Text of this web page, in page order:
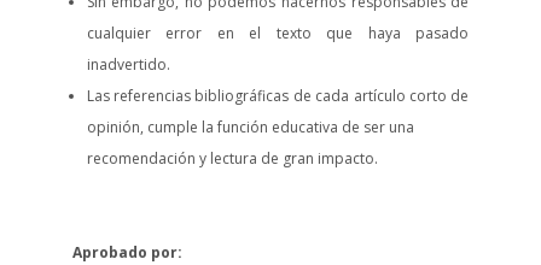
cualquier error en el texto que haya pasado
inadvertido.
Las referencias bibliográficas de cada artículo corto de
opinión, cumple la función educativa de ser una
recomendación y lectura de gran impacto.
Aprobado por: